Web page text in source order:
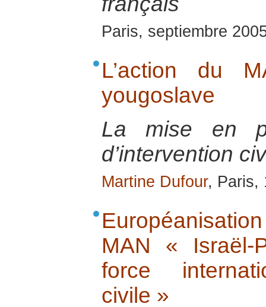
Paris, septiembre
L’action du
yougoslave
La mise en
d’intervention
Martine Dufour, Paris,
MAN « Israël-
force
civile »